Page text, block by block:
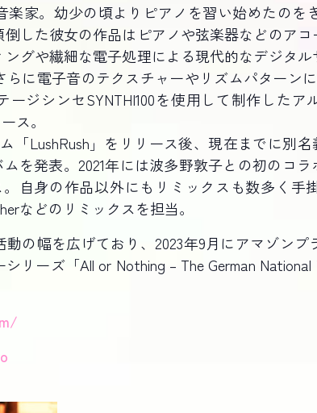
楽家。幼少の頃よりピアノを習い始めたのを
した彼女の作品はピアノや弦楽器などのア
グや繊細な電子処理による現代的なデジタ
に電子音のテクスチャーやリズムパターン
ージシンセSYNTHI100を使用して制作した
ス。
「LushRush」をリリース後、現在までに別
を発表。2021年には波多野敦子との初のコ
自身の作品以外にもリミックスも数多く手
などのリミックスを担当。
の幅を広げており、2023年9月にアマゾン
リーズ「All or Nothing – The German